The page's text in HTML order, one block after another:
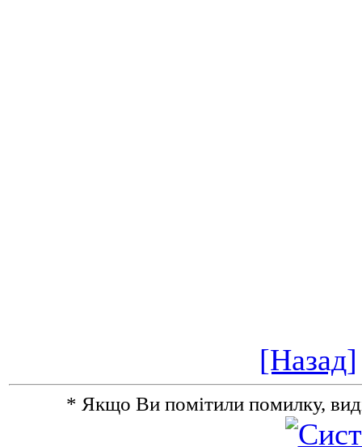
[Назад]
* Якщо Ви помітили помилку,